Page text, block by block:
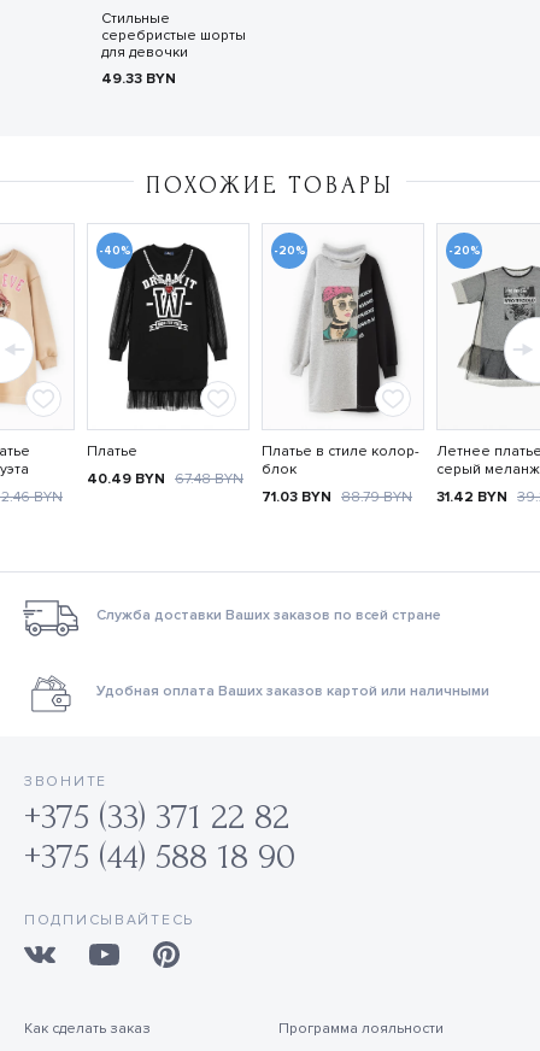
Стильные
серебристые шорты
для девочки
49.33 BYN
ПОХОЖИЕ ТОВАРЫ
BYN
-40%
Платье
40.49 BYN 67.48BYN
-20%
Платье в стиле колор-
блок
71.03 BYN 88.79BYN
-20%
Летнее
серый меланж
31.42 BYN
Служба доставки Ваших заказов по всей стране
Удобная оплата Ваших заказов картой или наличными
ЗВОНИТЕ
+375 (33) 371 22 82
+375 (44) 588 18 90
ПОДПИСЫВАЙТЕСЬ
Как сделать заказ
Программа лояльности